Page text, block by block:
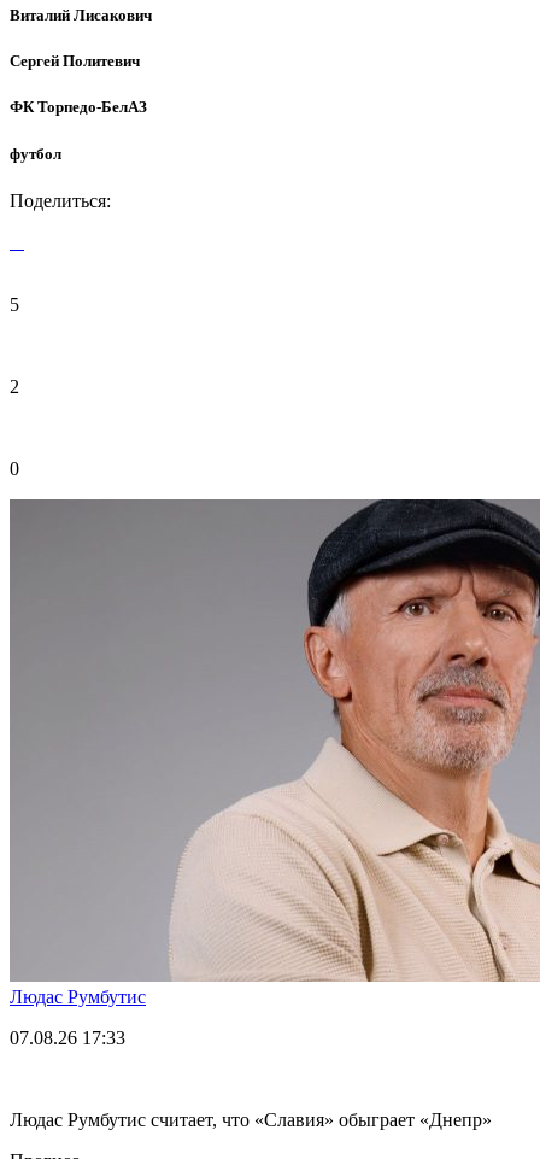
Виталий Лисакович
Сергей Политевич
ФК Торпедо-БелАЗ
футбол
Поделиться:
5
2
0
Людас Румбутис
07.08.26 17:33
Людас Румбутис считает, что «Славия» обыграет «Днепр»